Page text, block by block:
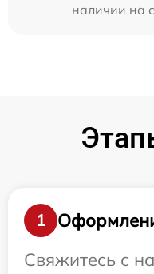
наличии на
1
Свяжитесь с